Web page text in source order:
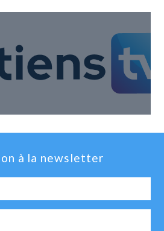
à la newsletter